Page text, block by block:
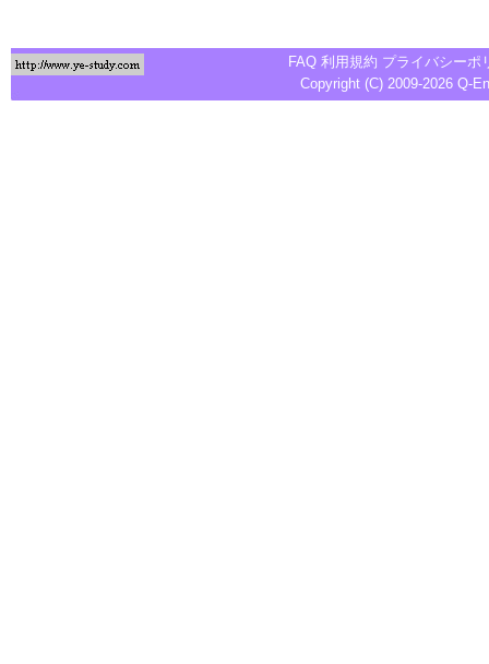
FAQ 利用規約 プライバシーポ
Copyright (C) 2009-2026 Q-